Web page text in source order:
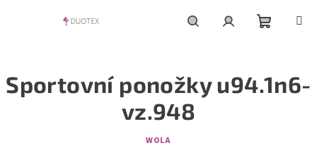
košík
Sportovní ponožky u94.1n6-
vz.948
WOLA